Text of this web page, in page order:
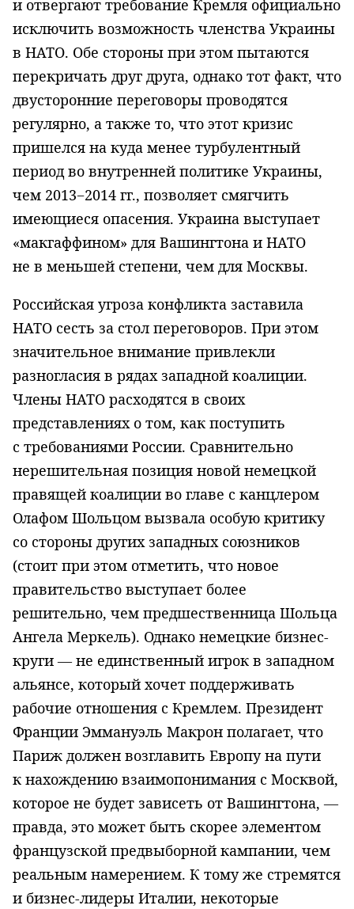
и отвергают требование Кремля официально
исключить возможность членства Украины
в НАТО. Обе стороны при этом пытаются
перекричать друг друга, однако тот факт, что
двусторонние переговоры проводятся
регулярно, а также то, что этот кризис
пришелся на куда менее турбулентный
период во внутренней политике Украины,
чем 2013−2014 гг., позволяет смягчить
имеющиеся опасения. Украина выступает
«макгаффином» для Вашингтона и НАТО
не в меньшей степени, чем для Москвы.
Российская угроза конфликта заставила
НАТО сесть за стол переговоров. При этом
значительное внимание привлекли
разногласия в рядах западной коалиции.
Члены НАТО расходятся в своих
представлениях о том, как поступить
с требованиями России. Сравнительно
нерешительная позиция новой немецкой
правящей коалиции во главе с канцлером
Олафом Шольцом вызвала особую критику
со стороны других западных союзников
(стоит при этом отметить, что новое
правительство выступает более
решительно, чем предшественница Шольца
Ангела Меркель). Однако немецкие бизнес-
круги — не единственный игрок в западном
альянсе, который хочет поддерживать
рабочие отношения с Кремлем. Президент
Франции Эммануэль Макрон полагает, что
Париж должен возглавить Европу на пути
к нахождению взаимопонимания с Москвой,
которое не будет зависеть от Вашингтона, —
правда, это может быть скорее элементом
французской предвыборной кампании, чем
реальным намерением. К тому же стремятся
и бизнес-лидеры Италии, некоторые